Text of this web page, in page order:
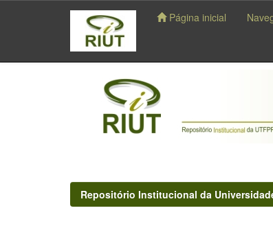
navigation
Página inicial
Repositório Institucional da